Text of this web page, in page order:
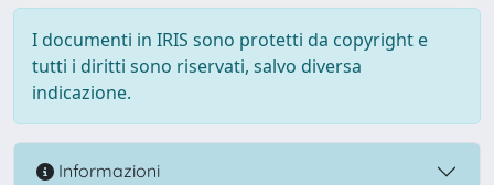
I documenti in IRIS sono protetti da copyright e
tutti i diritti sono riservati, salvo diversa
indicazione.
Informazioni